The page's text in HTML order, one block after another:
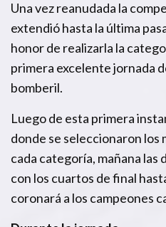
Una vez reanudada la
extendió hasta la última
honor de realizarla la
primera excelente jornada
bomberil.
Luego de esta primera
donde se seleccionaron los
cada categoría, mañana las
con los cuartos de final
coronará a los campeones